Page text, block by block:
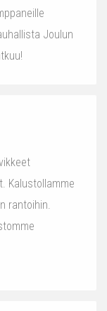
Joulun
Kalustollamme
rantoihin.